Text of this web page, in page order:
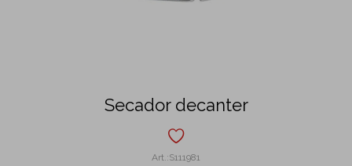
Secador decanter
S111981